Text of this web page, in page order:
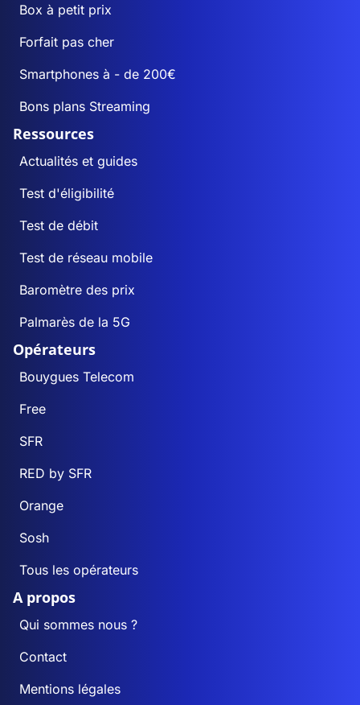
Box à petit prix
Forfait pas cher
Smartphones à - de 200€
Bons plans Streaming
Ressources
Actualités et guides
Test d'éligibilité
Test de débit
Test de réseau mobile
Baromètre des prix
Palmarès de la 5G
Opérateurs
Bouygues Telecom
Free
SFR
RED by SFR
Orange
Sosh
Tous les opérateurs
A propos
Qui sommes nous ?
Contact
Mentions légales